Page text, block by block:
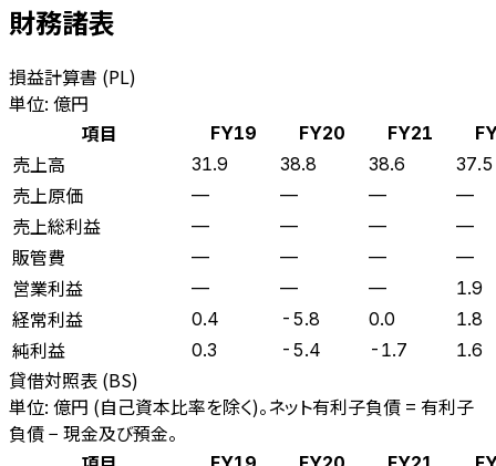
財務諸表
損益計算書 (PL)
単位: 億円
項目
FY19 FY20 FY21
売上高 31.9 38.8 38.6 37.5
売上原価 — — — —
売上総利益 — — — —
販管費 — — — —
営業利益 — — — 1.9
経常利益 0.4 -5.8 0.0 1.8
純利益 0.3 -5.4 -1.7 1.6
貸借対照表 (BS)
単位: 億円 (自己資本比率を除く)。ネット有利子負債 = 有利子
負債 − 現金及び預金。